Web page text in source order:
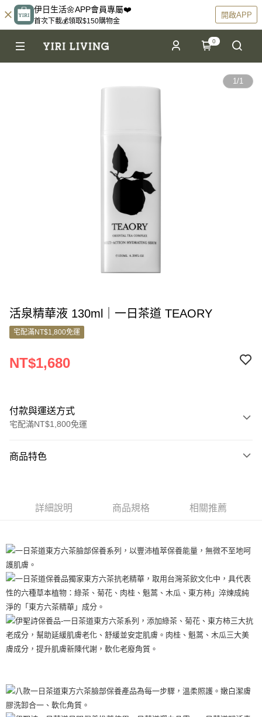
伊日生活🌼APP會員專屬❤️
首次下載💰領取$150購物金
開啟APP
0
1/1
活泉精華液 130ml｜一日茶道 TEAORY
宅配滿NT$1,800免運
NT$1,680
付款與運送方式
宅配滿NT$1,800免運
信用卡一次付款
3 期 0 利率 每期 NT$560 21家銀行
上海商業儲蓄銀行
台北富邦商業銀行
國泰世華商業銀行
匯豐（台灣）商業銀行
華泰商業銀行
聯邦商業銀行
遠東國際商業銀行
元大商業銀行
玉山商業銀行
星展（台灣）商業銀行
台新國際商業銀行
中國信託商業銀行
台灣樂天信用卡公司
華南商業銀行
彰化商業銀行
上海商業儲蓄銀行
國泰世華商業銀行
兆豐國際商業銀行
臺灣中小企業銀行
台中商業銀行
聯邦商業銀行
元大商業銀行
永豐商業銀行
玉山商業銀行
星展（台灣）商業銀行
台新國際商業銀行
中國信託商業銀行
超商取貨付款
LINE Pay
街口支付
悠遊付
Google Pay
AFTEE先享後付
相關說明
商品特色
如水乳液般的輕盈質地，為肌膚有效補充油分及水分，平衡油脂
分泌。特別融合專利美白成分，改善暗沉，均勻膚色，呈現紅潤
透亮。
銷售重點
從肌底透光的美白精華液
詳細說明 商品規格 相關推薦